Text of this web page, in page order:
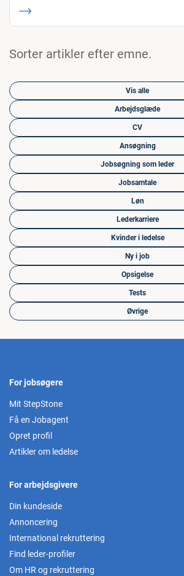
Sorter artikler efter emne.
Vis alle
Arbejdsglæde
CV
Ansøgning
Jobsøgning som leder
Jobsamtale
Løn
Lederkarriere
Kvinder i ledelse
Ny i job
Opsigelse
Tests
Øvrige
For jobsøgere
Mit StepStone
Få en Jobagent
Opret profil
Artikler om ledelse
For arbejdsgivere
Din kundeside
Annoncering
International rekruttering
Find leder-profiler
Om HR og rekruttering